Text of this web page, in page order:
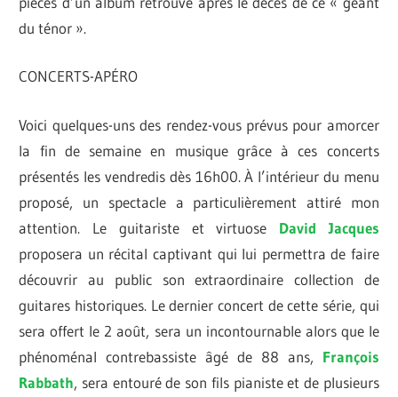
du ténor ».
CONCERTS-APÉRO
Voici quelques-uns des rendez-vous prévus pour amorcer
la fin de semaine en musique grâce à ces concerts
présentés les vendredis dès 16h00. À l’intérieur du menu
proposé, un spectacle a particulièrement attiré mon
attention. Le guitariste et virtuose David Jacques
proposera un récital captivant qui lui permettra de faire
découvrir au public son extraordinaire collection de
guitares historiques. Le dernier concert de cette série, qui
sera offert le 2 août, sera un incontournable alors que le
phénoménal contrebassiste âgé de 88 ans, François
Rabbath, sera entouré de son fils pianiste et de plusieurs